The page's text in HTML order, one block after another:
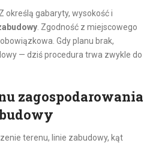
określą gabaryty, wysokość i
. Zgodność z miejscowego
Gdy planu brak,
— dziś procedura trwa zwykle do
zagospodarowania
terenu, linie zabudowy, kąt